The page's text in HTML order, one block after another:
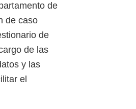
de
de caso
de
de las
y las
el